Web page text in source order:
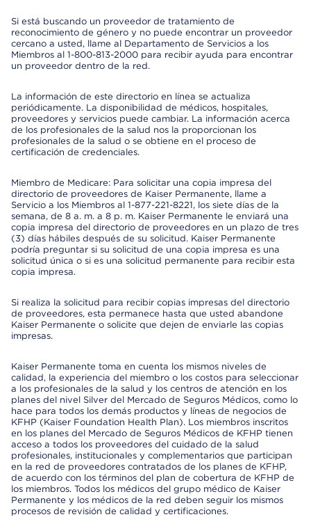
Si está buscando un proveedor de tratamiento de
reconocimiento de género y no puede encontrar un proveedor
cercano a usted, llame al Departamento de Servicios a los
Miembros al 1-800-813-2000 para recibir ayuda para encontrar
un proveedor dentro de la red.
La información de este directorio en línea se actualiza
periódicamente. La disponibilidad de médicos, hospitales,
proveedores y servicios puede cambiar. La información acerca
de los profesionales de la salud nos la proporcionan los
profesionales de la salud o se obtiene en el proceso de
certificación de credenciales.
Miembro de Medicare: Para solicitar una copia impresa del
directorio de proveedores de Kaiser Permanente, llame a
Servicio a los Miembros al 1-877-221-8221, los siete días de la
semana, de 8 a. m. a 8 p. m. Kaiser Permanente le enviará una
copia impresa del directorio de proveedores en un plazo de tres
(3) días hábiles después de su solicitud. Kaiser Permanente
podría preguntar si su solicitud de una copia impresa es una
solicitud única o si es una solicitud permanente para recibir esta
copia impresa.
Si realiza la solicitud para recibir copias impresas del directorio
de proveedores, esta permanece hasta que usted abandone
Kaiser Permanente o solicite que dejen de enviarle las copias
impresas.
Kaiser Permanente toma en cuenta los mismos niveles de
calidad, la experiencia del miembro o los costos para seleccionar
a los profesionales de la salud y los centros de atención en los
planes del nivel Silver del Mercado de Seguros Médicos, como lo
hace para todos los demás productos y líneas de negocios de
KFHP (Kaiser Foundation Health Plan). Los miembros inscritos
en los planes del Mercado de Seguros Médicos de KFHP tienen
acceso a todos los proveedores del cuidado de la salud
profesionales, institucionales y complementarios que participan
en la red de proveedores contratados de los planes de KFHP,
de acuerdo con los términos del plan de cobertura de KFHP de
los miembros. Todos los médicos del grupo médico de Kaiser
Permanente y los médicos de la red deben seguir los mismos
procesos de revisión de calidad y certificaciones.